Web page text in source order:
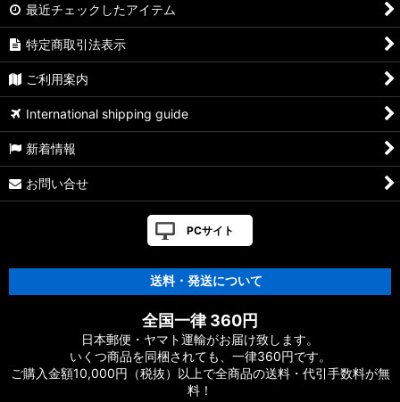
オーシャンプライヤー
フックリムーバー
ノッター
オーシャンスナップ
トラックスプリットリング
フック
スピニングリール ハンドル（販売終了品）
スピニングリール スプール（販売終了品）
最近チェックしたアイテム
特定商取引法表示
ご利用案内
International shipping guide
新着情報
お問い合せ
PCサイト
送料・発送について
全国一律 360円
日本郵便・ヤマト運輸がお届け致します。
いくつ商品を同梱されても、一律360円です。
ご購入金額10,000円（税抜）以上で全商品の送料・代引手数料が無
料！